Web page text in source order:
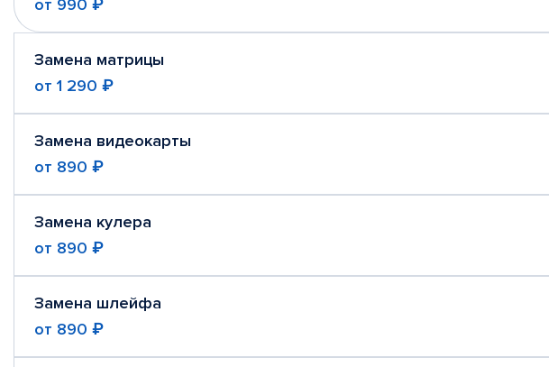
от 990 ₽
Замена матрицы
от 1 290 ₽
Замена видеокарты
от 890 ₽
Замена кулера
от 890 ₽
Замена шлейфа
от 890 ₽